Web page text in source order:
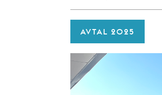
AVTAL 2025